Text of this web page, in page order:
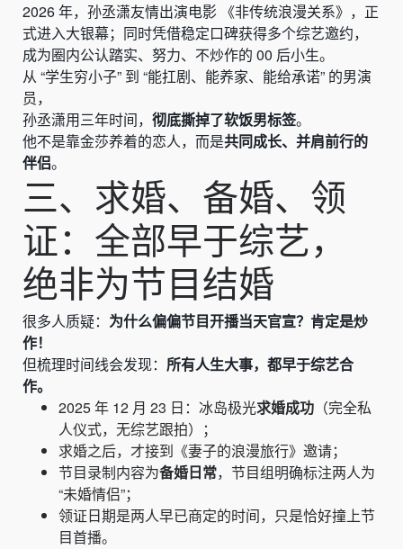
2026 年，孙丞潇友情出演电影 《非传统浪漫关系》，正
式进入大银幕；同时凭借稳定口碑获得多个综艺邀约，
成为圈内公认踏实、努力、不炒作的 00 后小生。
从 “学生穷小子” 到 “能扛剧、能养家、能给承诺” 的男演
员，
孙丞潇用三年时间， 彻底撕掉了软饭男标签。
他不是靠金莎养着的恋人，而是共同成长、并肩前行的
伴侣。
三、求婚、备婚、领
证：全部早于综艺，
绝非为节目结婚
很多人质疑： 为什么偏偏节目开播当天官宣？肯定是炒
作！
但梳理时间线会发现： 所有人生大事，都早于综艺合
作。
2025 年 12 月 23 日：冰岛极光求婚成功 （完全私
人仪式，无综艺跟拍）；
求婚之后，才接到《妻子的浪漫旅行》邀请；
节目录制内容为备婚日常，节目组明确标注两人为
“未婚情侣”；
领证日期是两人早已商定的时间，只是恰好撞上节
目首播。